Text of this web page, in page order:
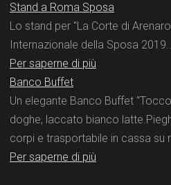
Stand a Roma Sposa
Lo stand per "La Corte di
Internazionale della Sposa
Per saperne di più
Banco Buffet
Un elegante Banco Buffet
doghe, laccato bianco
corpi e trasportabile in cassa su
Per saperne di più